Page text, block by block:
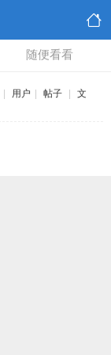
随便看看
用户 帖子
文